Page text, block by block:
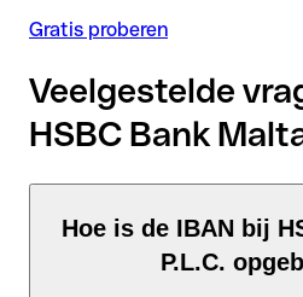
Gratis proberen
Veelgestelde
HSBC Bank
Hoe is de IBAN bij
P.L.C.